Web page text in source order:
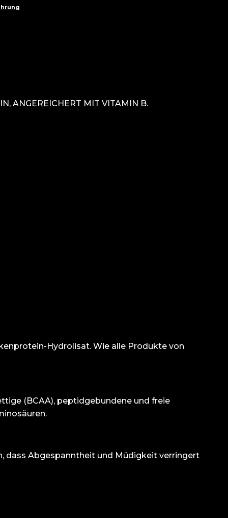
ANGEREICHERT MIT VITAMIN B.
Hydrolisat. Wie alle Produkte von
(BCAA), peptidgebundene und freie
dass Abgespanntheit und Müdigkeit verringert